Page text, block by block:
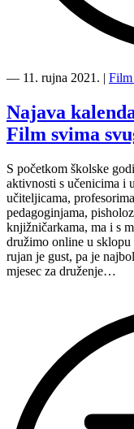
svima
online
stiže
u
i
Tršće
—
susret
1/5
+
2/5”
― 11. rujna 2021. | Film
Najava
Film svima
S početkom školske
aktivnosti s učenicima i
učiteljicama,
pedagoginjama,
knjižničarkama, ma i s
družimo online u
rujan je gust, pa je
mjesec za druženje…